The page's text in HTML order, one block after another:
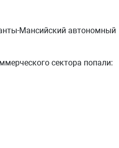
Мансийский автономный
сектора попали: